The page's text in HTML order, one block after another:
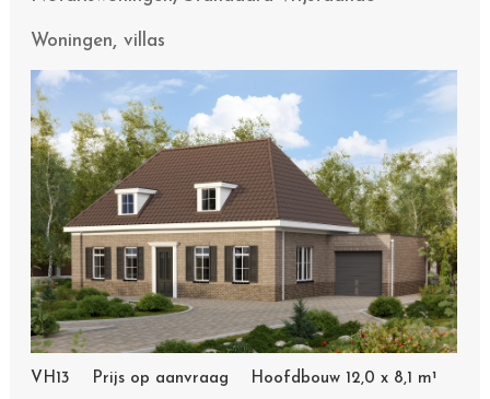
Woningen,villas
VH13 Prijs op aanvraag Hoofdbouw 12,0 x 8,1 m¹